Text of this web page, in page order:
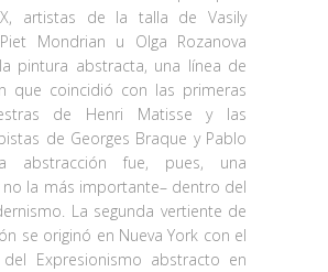
artistas de la talla de Vasily
Mondrian u Olga Rozanova
pintura abstracta, una línea de
que coincidió con las primeras
de Henri Matisse y las
de Georges Braque y Pablo
abstracción fue, pues, una
no la más importante– dentro del
La segunda vertiente de
se originó en Nueva York con el
del Expresionismo abstracto en